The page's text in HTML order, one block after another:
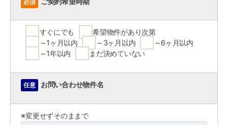
必須
すぐにでも
希望物件があり次第
～1ヶ月以内
～3ヶ月以内
～6ヶ月以内
～1年以内
まだ決めていない
任意 お問い合わせ物件名
※変更せずそのままで